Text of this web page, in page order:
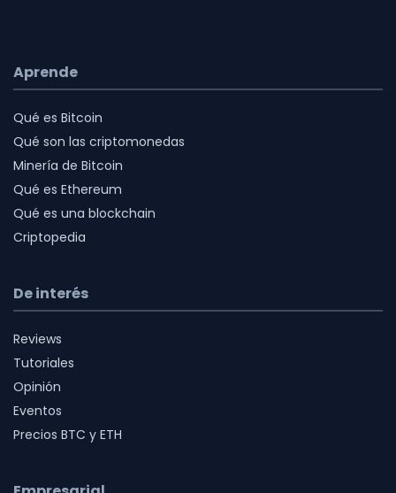
Aprende
Qué es Bitcoin
Qué son las criptomonedas
Minería de Bitcoin
Qué es Ethereum
Qué es una blockchain
Criptopedia
De interés
Reviews
Tutoriales
Opinión
Eventos
Precios BTC y ETH